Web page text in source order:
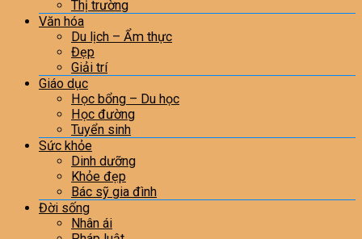
Thị trường
Văn hóa
Du lịch – Ẩm thực
Đẹp
Giải trí
Giáo dục
Học bổng – Du học
Học đường
Tuyển sinh
Sức khỏe
Dinh dưỡng
Khỏe đẹp
Bác sỹ gia đình
Đời sống
Nhân ái